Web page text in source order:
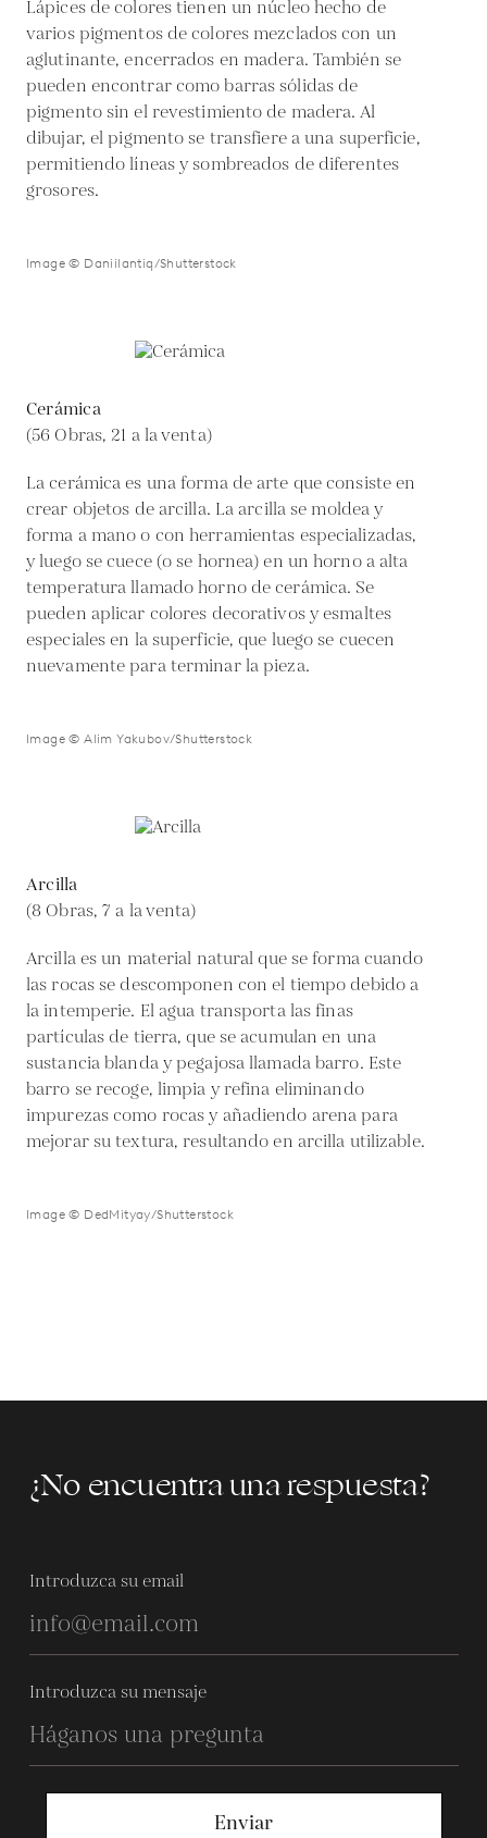
Lápices de colores tienen un núcleo hecho de
varios pigmentos de colores mezclados con un
aglutinante, encerrados en madera. También se
pueden encontrar como barras sólidas de
pigmento sin el revestimiento de madera. Al
dibujar, el pigmento se transfiere a una superficie,
permitiendo líneas y sombreados de diferentes
grosores.
Image © Daniilantiq/Shutterstock
Cerámica
(56 Obras, 21 a la venta)
La cerámica es una forma de arte que consiste en
crear objetos de arcilla. La arcilla se moldea y
forma a mano o con herramientas especializadas,
y luego se cuece (o se hornea) en un horno a alta
temperatura llamado horno de cerámica. Se
pueden aplicar colores decorativos y esmaltes
especiales en la superficie, que luego se cuecen
nuevamente para terminar la pieza.
Image © Alim Yakubov/Shutterstock
Arcilla
(8 Obras, 7 a la venta)
Arcilla es un material natural que se forma cuando
las rocas se descomponen con el tiempo debido a
la intemperie. El agua transporta las finas
partículas de tierra, que se acumulan en una
sustancia blanda y pegajosa llamada barro. Este
barro se recoge, limpia y refina eliminando
impurezas como rocas y añadiendo arena para
mejorar su textura, resultando en arcilla utilizable.
Image © DedMityay/Shutterstock
¿No encuentra una respuesta?
Introduzca su email
Introduzca su mensaje
Enviar